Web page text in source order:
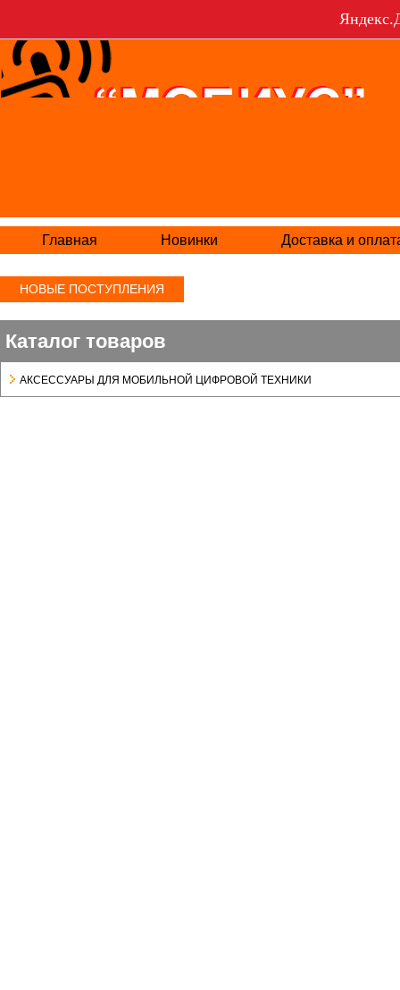
Главная Новинки Доставка и
НОВЫЕ ПОСТУПЛЕНИЯ
Каталог товаров
АКСЕСCУАРЫ ДЛЯ МОБИЛЬНОЙ ЦИФРОВОЙ ТЕХНИКИ